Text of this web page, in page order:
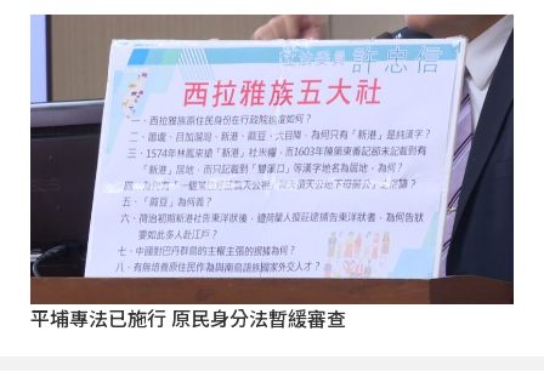
平埔專法已施行 原民身分法暫緩審查